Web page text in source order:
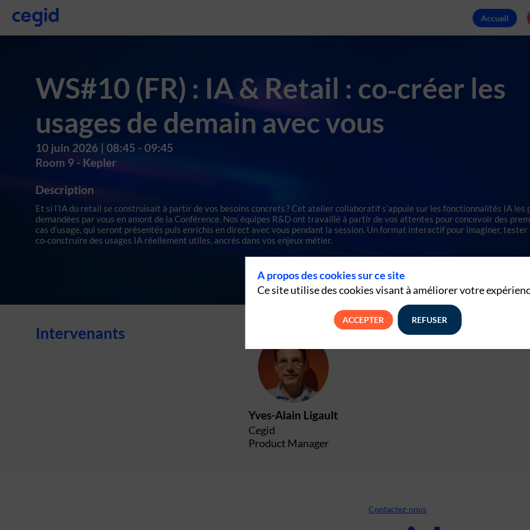
Accueil
WS#10 (FR) : IA & Retail : co‑créer les
usages de demain avec vous
10 juin 2026 08:45 - 09:45
Room 9 - Kepler
Description
Et si l’IA du retail se construisait à partir de vos besoins concrets ? Cet atelier collaboratif s’appuie sur les fonctionnalités IA les
demandées par vous en amont de la Conférence. Nos équipes R&D ont travaillé à partir de vos attentes pour concevoir des
cas d’usage, qui seront présentés puis enrichis en direct avec vous pendant la session. Un format interactif pour imaginer, tester
co‑construire des usages IA réellement utiles, ancrés dans vos enjeux métier.
Intervenants
YL
Yves-Alain Ligault
Cegid
Product Manager
Contactez-nous
A propos des cookies sur ce site
Ce site utilise des cookies visant à améliorer votre
ACCEPTER REFUSER